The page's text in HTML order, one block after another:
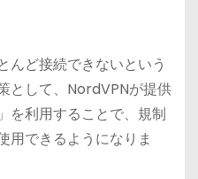
んど接続できないという
として、NordVPNが提供
を利用することで、規制
用できるようになりま